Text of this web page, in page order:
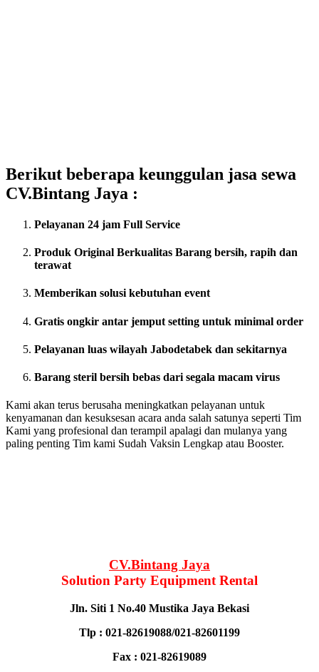
Berikut beberapa keunggulan jasa sewa
CV.Bintang Jaya :
Pelayanan 24 jam Full Service
Produk Original Berkualitas Barang bersih, rapih dan
terawat
Memberikan solusi kebutuhan event
Gratis ongkir antar jemput setting untuk minimal order
Pelayanan luas wilayah Jabodetabek dan sekitarnya
Barang steril bersih bebas dari segala macam virus
Kami akan terus berusaha meningkatkan pelayanan untuk
kenyamanan dan kesuksesan acara anda salah satunya seperti Tim
Kami yang profesional dan terampil apalagi dan mulanya yang
paling penting Tim kami Sudah Vaksin Lengkap atau Booster.
CV.Bintang Jaya
Solution Party Equipment Rental
Jln. Siti 1 No.40 Mustika Jaya Bekasi
Tlp : 021-82619088/021-82601199
Fax : 021-82619089